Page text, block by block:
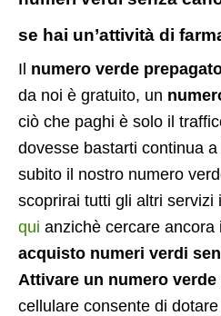
se hai un’attività di
Il numero verde
da noi è gratuito, un
ciò che paghi è solo il
dovesse bastarti continua
subito il nostro numero
scoprirai tutti gli altri servizi
qui anzichè cercare ancora
acquisto numeri verdi
Attivare un numero verde
cellulare consente di